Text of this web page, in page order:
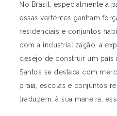
No Brasil, especialmente a
essas vertentes ganham
residenciais e conjuntos
com a industrialização, a
desejo de construir um país
Santos se destaca com
praia, escolas e conjuntos
traduzem, à sua maneira,